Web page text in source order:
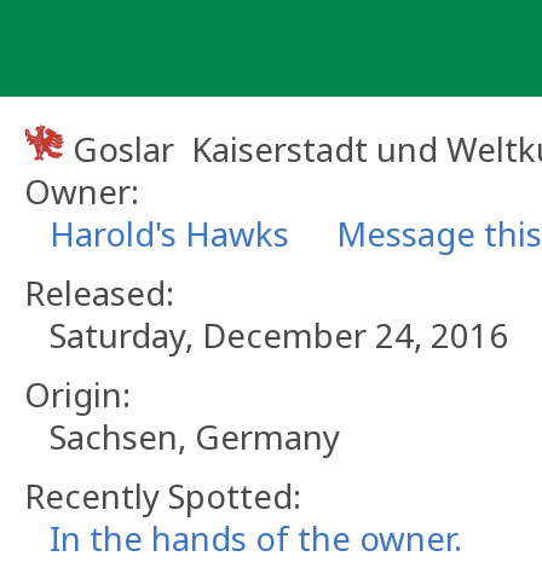
Goslar ­ Kaiserstadt und
Owner:
Harold's Hawks
Message
Released:
Saturday, December 24, 2016
Origin:
Sachsen, Germany
Recently Spotted:
In the hands of the owner.